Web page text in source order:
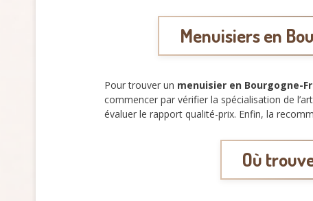
Menuisiers en
Pour trouver un menuisier en Bourgogne-
commencer par vérifier la spécialisation de
évaluer le rapport qualité-prix. Enfin, la
Où